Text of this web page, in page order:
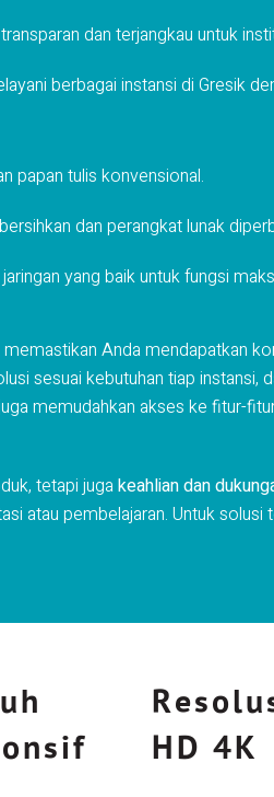
dan terjangkau untuk
berbagai instansi di Gresik
papan tulis konvensional.
dan perangkat lunak
yang baik untuk fungsi
memastikan Anda mendapatkan
sesuai kebutuhan tiap
memudahkan akses ke fitur-
tetapi jugakeahlian dan
atau pembelajaran. Untuk solusi
HD 4K